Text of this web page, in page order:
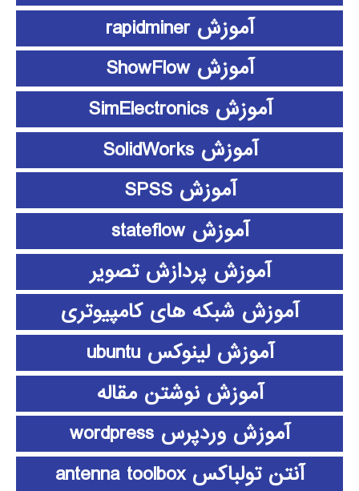
آموزش rapidminer
آموزش ShowFlow
آموزش SimElectronics
آموزش SolidWorks
آموزش SPSS
آموزش stateflow
آموزش پردازش تصویر
آموزش شبکه های کامپیوتری
آموزش لینوکس ubuntu
آموزش نوشتن مقاله
آموزش وردپرس wordpress
آنتن تولباکس antenna toolbox